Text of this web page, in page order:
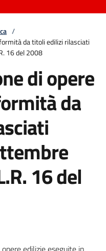
/
da titoli edilizi rilasciati
16 del 2008
di opere
da
16 del